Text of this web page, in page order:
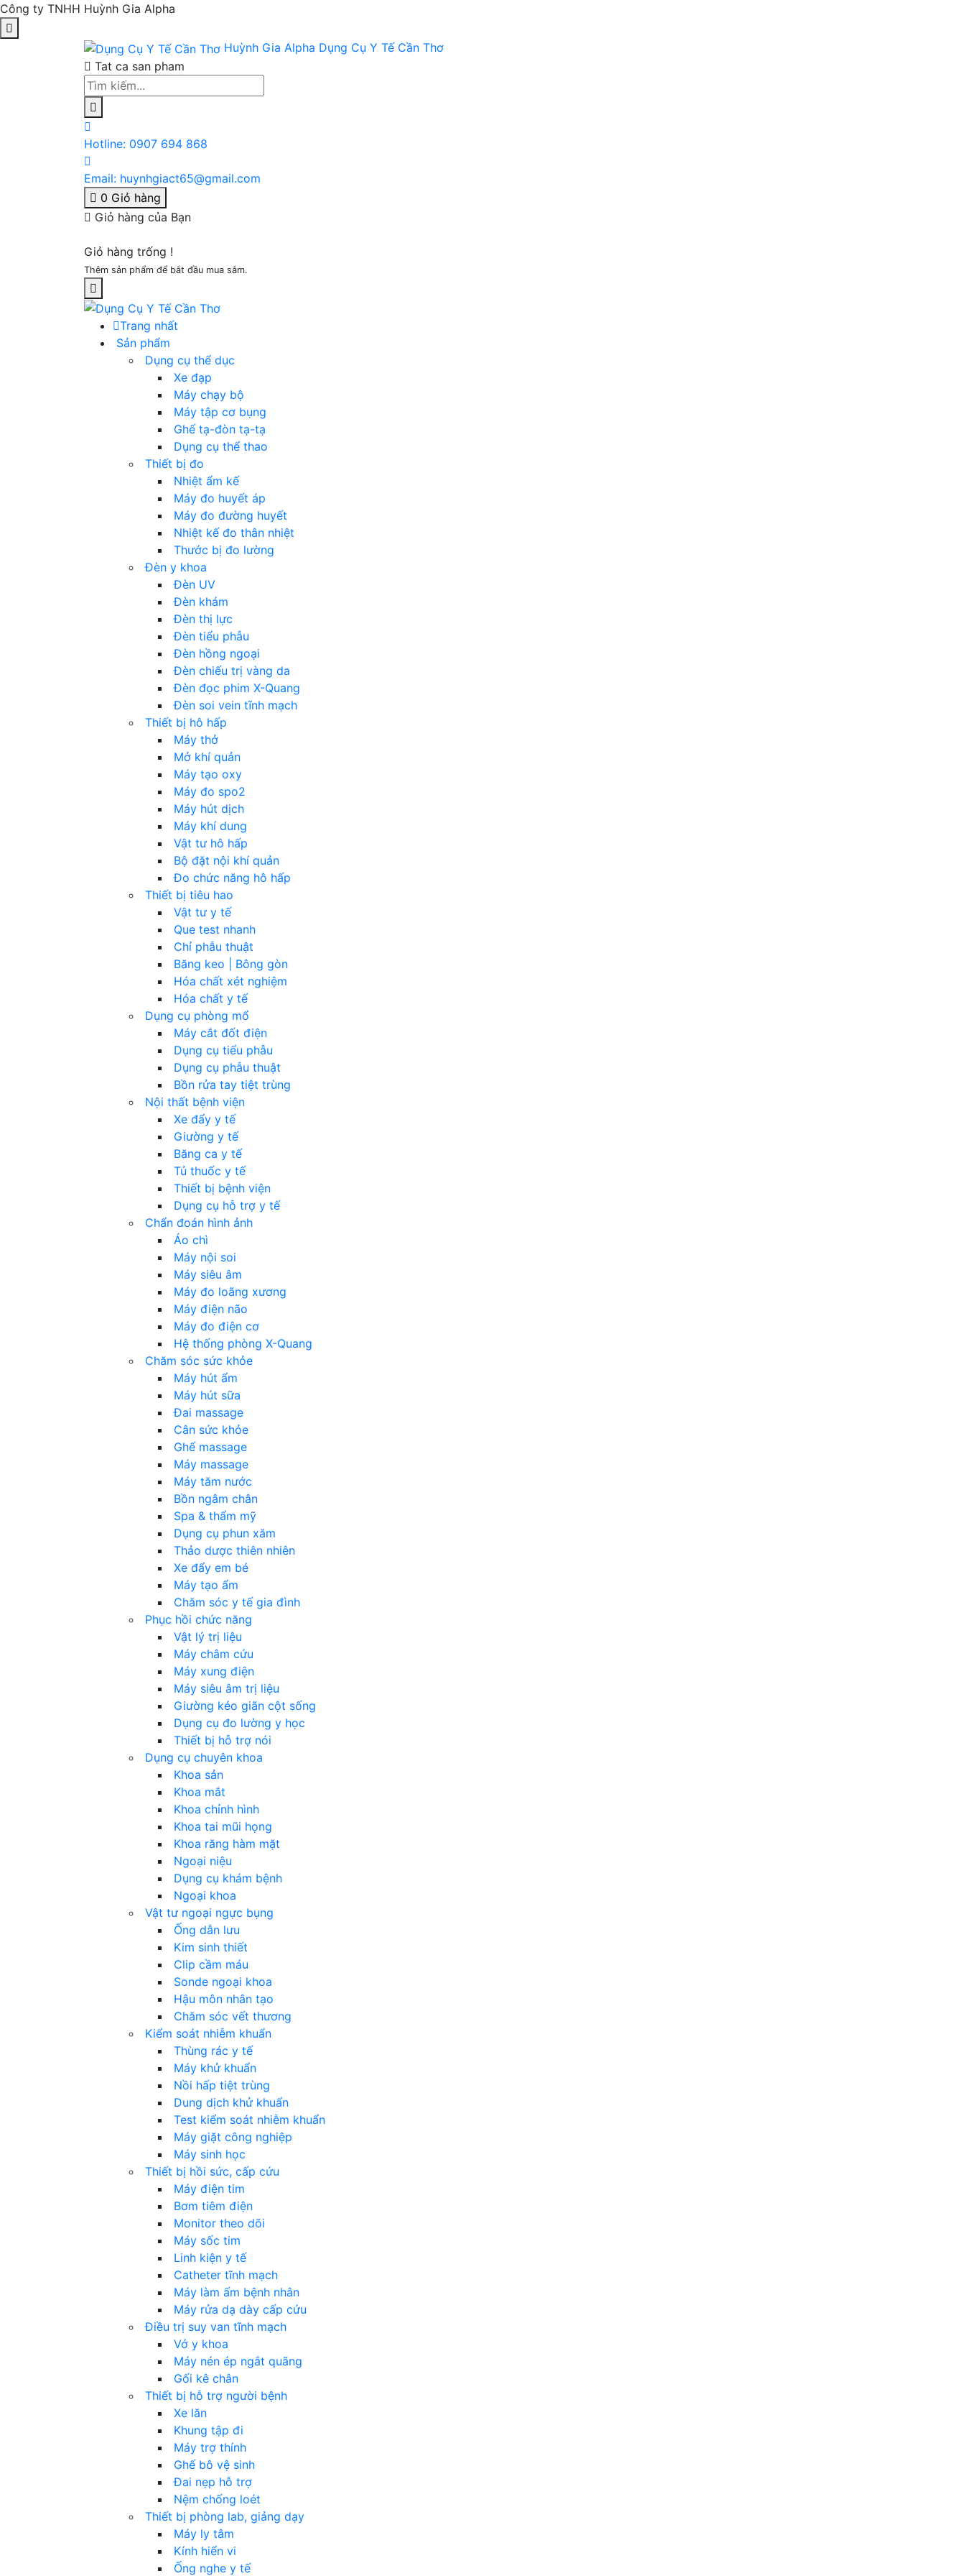
Công ty TNHH Huỳnh Gia Alpha
Huỳnh Gia Alpha Dụng Cụ Y Tế Cần Thơ
Tat ca san pham
Hotline: 0907 694 868
Email: huynhgiact65@gmail.com
0 Giỏ hàng
Giỏ hàng của Bạn
Giỏ hàng trống !
Thêm sản phẩm để bắt đầu mua sắm.
Trang nhất
Sản phẩm
Dụng cụ thể dục
Xe đạp
Máy chạy bộ
Máy tập cơ bụng
Ghế tạ-đòn tạ-tạ
Dụng cụ thể thao
Thiết bị đo
Nhiệt ẩm kế
Máy đo huyết áp
Máy đo đường huyết
Nhiệt kế đo thân nhiệt
Thước bị đo lường
Đèn y khoa
Đèn UV
Đèn khám
Đèn thị lực
Đèn tiểu phẫu
Đèn hồng ngoại
Đèn chiếu trị vàng da
Đèn đọc phim X-Quang
Đèn soi vein tĩnh mạch
Thiết bị hô hấp
Máy thở
Mở khí quản
Máy tạo oxy
Máy đo spo2
Máy hút dịch
Máy khí dung
Vật tư hô hấp
Bộ đặt nội khí quản
Đo chức năng hô hấp
Thiết bị tiêu hao
Vật tư y tế
Que test nhanh
Chỉ phẫu thuật
Băng keo | Bông gòn
Hóa chất xét nghiệm
Hóa chất y tế
Dụng cụ phòng mổ
Máy cắt đốt điện
Dụng cụ tiểu phẫu
Dụng cụ phẫu thuật
Bồn rửa tay tiệt trùng
Nội thất bệnh viện
Xe đẩy y tế
Giường y tế
Băng ca y tế
Tủ thuốc y tế
Thiết bị bệnh viện
Dụng cụ hỗ trợ y tế
Chẩn đoán hình ảnh
Áo chì
Máy nội soi
Máy siêu âm
Máy đo loãng xương
Máy điện não
Máy đo điện cơ
Hệ thống phòng X-Quang
Chăm sóc sức khỏe
Máy hút ẩm
Máy hút sữa
Đai massage
Cân sức khỏe
Ghế massage
Máy massage
Máy tăm nước
Bồn ngâm chân
Spa & thẩm mỹ
Dụng cụ phun xăm
Thảo dược thiên nhiên
Xe đẩy em bé
Máy tạo ẩm
Chăm sóc y tế gia đình
Phục hồi chức năng
Vật lý trị liệu
Máy châm cứu
Máy xung điện
Máy siêu âm trị liệu
Giường kéo giãn cột sống
Dụng cụ đo lường y học
Thiết bị hỗ trợ nói
Dụng cụ chuyên khoa
Khoa sản
Khoa mắt
Khoa chỉnh hình
Khoa tai mũi họng
Khoa răng hàm mặt
Ngoại niệu
Dụng cụ khám bệnh
Ngoại khoa
Vật tư ngoại ngực bụng
Ống dẫn lưu
Kim sinh thiết
Clip cầm máu
Sonde ngoại khoa
Hậu môn nhân tạo
Chăm sóc vết thương
Kiểm soát nhiễm khuẩn
Thùng rác y tế
Máy khử khuẩn
Nồi hấp tiệt trùng
Dung dịch khử khuẩn
Test kiểm soát nhiễm khuẩn
Máy giặt công nghiệp
Máy sinh học
Thiết bị hồi sức, cấp cứu
Máy điện tim
Bơm tiêm điện
Monitor theo dõi
Máy sốc tim
Linh kiện y tế
Catheter tĩnh mạch
Máy làm ấm bệnh nhân
Máy rửa dạ dày cấp cứu
Điều trị suy van tĩnh mạch
Vớ y khoa
Máy nén ép ngắt quãng
Gối kê chân
Thiết bị hỗ trợ người bệnh
Xe lăn
Khung tập đi
Máy trợ thính
Ghế bô vệ sinh
Đai nẹp hỗ trợ
Nệm chống loét
Thiết bị phòng lab, giảng dạy
Máy ly tâm
Kính hiển vi
Ống nghe y tế